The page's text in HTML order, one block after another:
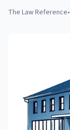
The Law Reference•